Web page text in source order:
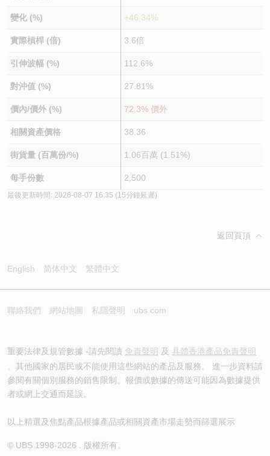
變化 (%) +46.34%
實際槓桿 (倍) 3.6倍
引伸波幅 (%) 112.6%
對沖值 (%) 27.81%
價內/價外 (%) 72.3% 價外
相關資產價格 38.36
街貨量 (百萬份/%) 1.06百萬 (1.51%)
每手份數 2,500
最後更新時間: 2026-08-07 16:35 (15分鐘延遲)
返回頁頂
English 简体中文 繁體中文
聯絡我們 網站地圖 私隱聲明 ubs.com
重要法律及規管數據 -請先閱讀 免責聲明 及 具體香港產品免責聲明
。其他國家的居民或不能使用這些網站的產品及服務。 進一步資料請
參閱有關個別服務的銷售限制。報價或數據的傳送可能因為數據提供
者或網上交通而延誤。
以上精選及焦點產品根據產品或相關資產市場走勢而篩選展示
© UBS 1998-2026 . 版權所有。